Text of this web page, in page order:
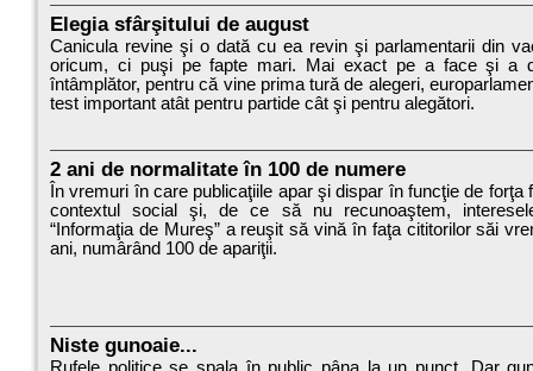
Elegia sfârşitului de august
Canicula revine şi o dată cu ea revin şi parlamentarii din
oricum, ci puşi pe fapte mari. Mai exact pe a face şi a
întâmplător, pentru că vine prima tură de alegeri,
test important atât pentru partide cât şi pentru alegători.
2 ani de normalitate în 100 de numere
În vremuri în care publicaţiile apar şi dispar în funcţie de forţa
contextul social şi, de ce să nu recunoaştem,
“Informaţia de Mureş” a reuşit să vină în faţa cititorilor săi
ani, numârând 100 de apariţii.
Niste gunoaie...